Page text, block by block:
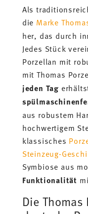
Als
die Marke
her, das durch
Jedes Stück
Porzellan mit
mit Thomas
jeden Tag
aus robustem
hochwertigem
klassisches
Steinzeug-
Symbiose aus
Funktionalität
Die